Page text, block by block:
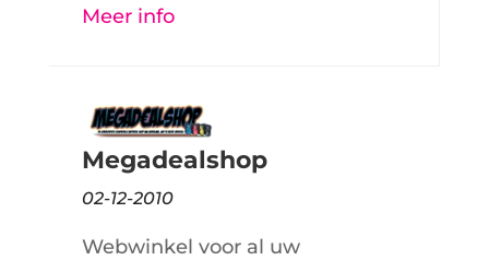
Meer info
Megadealshop
02-12-2010
Webwinkel voor al uw